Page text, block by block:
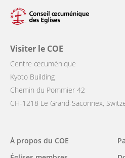
Visiter le COE
Centre œcuménique
Kyoto Building
Chemin du Pommier 42
CH-1218 Le Grand-Saconnex,
Main
À propos du COE